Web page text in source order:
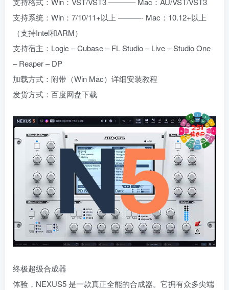
支持系统：Win：7/10/11+以上 ———- Mac：10.12+以上
（支持Intel和ARM）
支持宿主：Logic – Cubase – FL Studio – Live – Studio One
– Reaper – DP
加载方式：附带（Win Mac）详细安装教程
发货方式：百度网盘下载
终极超级合成器
体验，NEXUS5 是一款真正全能的合成器。它拥有众多尖端